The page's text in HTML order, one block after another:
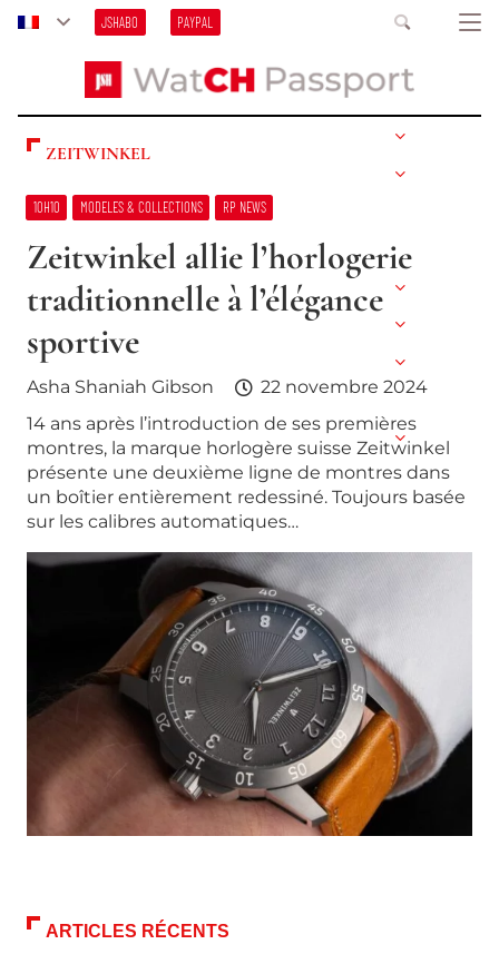
JSHABO PAYPAL
ZEITWINKEL
10H10 MODELES & COLLECTIONS RP NEWS
Zeitwinkel allie l’horlogerie
traditionnelle à l’élégance
sportive
Asha Shaniah Gibson
22 novembre 2024
14 ans après l’introduction de ses premières
montres, la marque horlogère suisse Zeitwinkel
présente une deuxième ligne de montres dans
un boîtier entièrement redessiné. Toujours basée
sur les calibres automatiques…
ARTICLES RÉCENTS